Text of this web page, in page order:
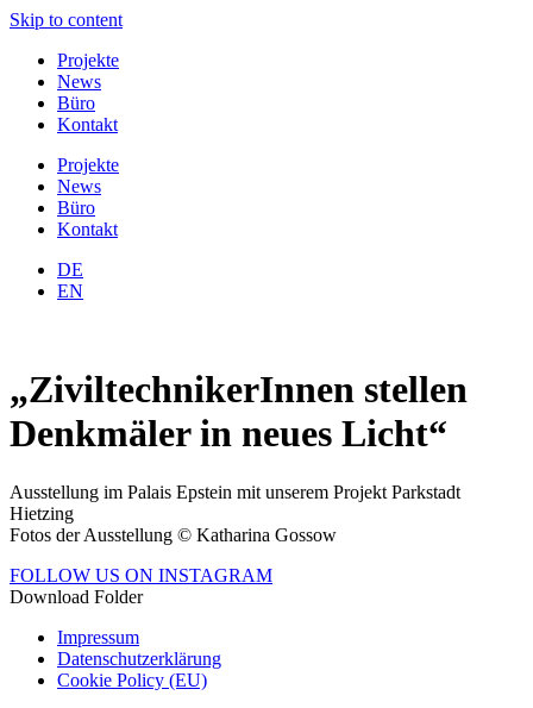
Skip to content
Projekte
News
Büro
Kontakt
Projekte
News
Büro
Kontakt
DE
EN
„ZiviltechnikerInnen stellen
Denkmäler in neues Licht“
Ausstellung im Palais Epstein mit unserem Projekt Parkstadt
Hietzing
Fotos der Ausstellung © Katharina Gossow
FOLLOW US ON INSTAGRAM
Download Folder
Impressum
Datenschutzerklärung
Cookie Policy (EU)